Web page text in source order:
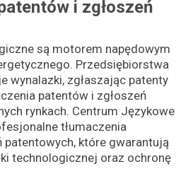
i zgłoszeń
są motorem napędowym
Przedsiębiorstwa
wynalazki, zgłaszając patenty
patentów i zgłoszeń
rynkach. Centrum Językowe
tłumaczenia
patentowych, które gwarantują
technologicznej oraz ochronę